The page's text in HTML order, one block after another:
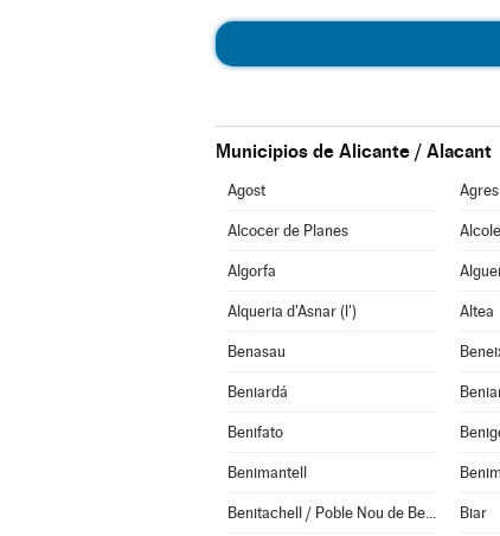
Municipios de Alicante / Alacant
Agost Agres
Alcocer de Planes
Algorfa
Alqueria d'Asnar (l') Altea
Benasau
Beniardá
Benifato
Benimantell
Benitachell / Poble Nou de Benitatxell (el) Biar